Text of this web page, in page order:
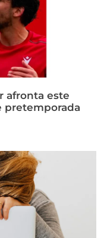
afronta este
pretemporada